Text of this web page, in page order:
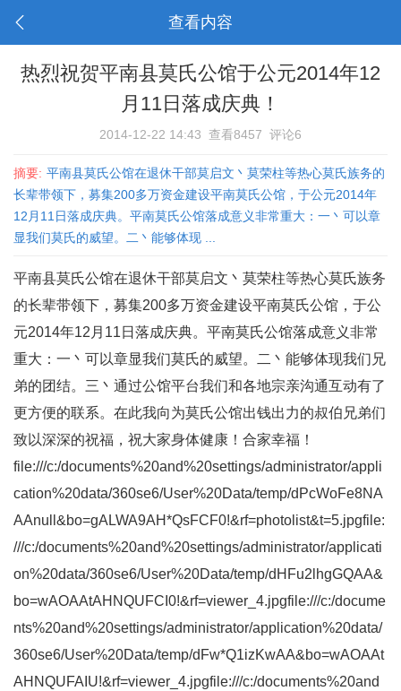
查看内容
热烈祝贺平南县莫氏公馆于公元2014年12
月11日落成庆典！
2014-12-22 14:43 查看8457 评论6
摘要: 平南县莫氏公馆在退休干部莫启文丶莫荣柱等热心莫氏族务的
长辈带领下，募集200多万资金建设平南莫氏公馆，于公元2014年
12月11日落成庆典。平南莫氏公馆落成意义非常重大：一丶可以章
显我们莫氏的威望。二丶能够体现 ...
平南县莫氏公馆在退休干部莫启文丶莫荣柱等热心莫氏族务
的长辈带领下，募集200多万资金建设平南莫氏公馆，于公
元2014年12月11日落成庆典。平南莫氏公馆落成意义非常
重大：一丶可以章显我们莫氏的威望。二丶能够体现我们兄
弟的团结。三丶通过公馆平台我们和各地宗亲沟通互动有了
更方便的联系。在此我向为莫氏公馆出钱出力的叔伯兄弟们
致以深深的祝福，祝大家身体健康！合家幸福！
file:///c:/documents%20and%20settings/administrator/appli
cation%20data/360se6/User%20Data/temp/dPcWoFe8NA
AAnull&bo=gALWA9AH*QsFCF0!&rf=photolist&t=5.jpgfile:
///c:/documents%20and%20settings/administrator/applicati
on%20data/360se6/User%20Data/temp/dHFu2lhgGQAA&
bo=wAOAAtAHNQUFCI0!&rf=viewer_4.jpgfile:///c:/docume
nts%20and%20settings/administrator/application%20data/
360se6/User%20Data/temp/dFw*Q1izKwAA&bo=wAOAAt
AHNQUFAIU!&rf=viewer_4.jpgfile:///c:/documents%20and